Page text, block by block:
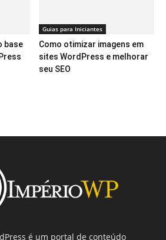
base
Guias para Iniciantes
Como otimizar imagens em
sites WordPress e melhorar
seu SEO
é um portal de conteúdo